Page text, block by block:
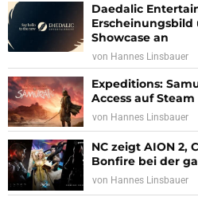
Daedalic
Showcase an
von Hannes Linsbauer
Expeditions:
Access auf Steam
von Hannes Linsbauer
NC zeigt AION 2,
Bonfire bei der
von Hannes Linsbauer